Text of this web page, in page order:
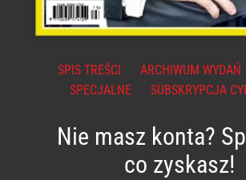
SPIS TREŚCI ARCHIWUM WYDAŃ
SPECJALNE
SUBSKRYPCJA
Nie masz konta?
co zyskasz!